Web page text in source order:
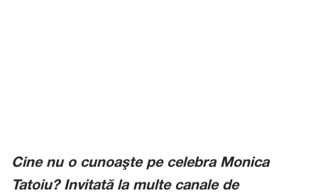
Cine nu o cunoaşte pe celebra Monica
Tatoiu? Invitată la multe canale de